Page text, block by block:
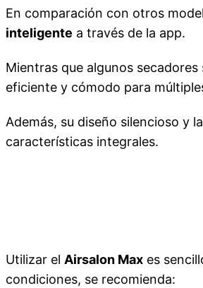
En comparación con otros
inteligente a través de la app.
Mientras que algunos
eficiente y cómodo para
Además, su diseño silencioso y
características integrales.
Utilizar el Airsalon Max es
condiciones, se recomienda: